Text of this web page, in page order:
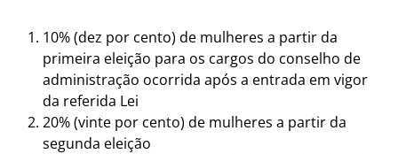
10% (dez por cento) de mulheres a partir da
primeira eleição para os cargos do conselho de
administração ocorrida após a entrada em vigor
da referida Lei
20% (vinte por cento) de mulheres a partir da
segunda eleição